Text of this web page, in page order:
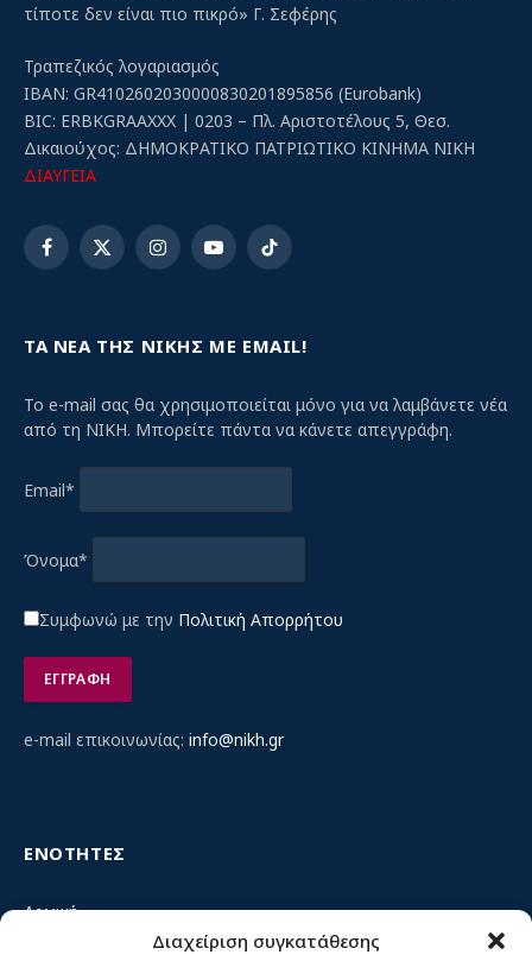
Διαχείριση συγκατάθεσης
τίποτε δεν είναι πιο πικρό» Γ. Σεφέρης
Τραπεζικός λογαριασμός
IBAN: GR4102602030000830201895856 (Eurobank)
BIC: ERBKGRAAXXX | 0203 – Πλ. Αριστοτέλους 5, Θεσ.
Δικαιούχος: ΔΗΜΟΚΡΑΤΙΚΟ ΠΑΤΡΙΩΤΙΚΟ ΚΙΝΗΜΑ ΝΙΚΗ
ΔΙΑΥΓΕΙΑ
Facebook
X
InstagramYouTubeTikTok
ΤΑ ΝΕΑ ΤΗΣ ΝΙΚΗΣ ΜΕ EMAIL!
Το e-mail σας θα χρησιμοποιείται μόνο για να λαμβάνετε νέα
από τη ΝΙΚΗ. Μπορείτε πάντα να κάνετε απεγγράφη.
Email*
Όνομα*
Συμφωνώ με την Πολιτική Απορρήτου
e-mail επικοινωνίας: info@nikh.gr
ΕΝΟΤΗΤΕΣ
Αρχική
Κίνημα ΝΙΚΗ – Ποιοι είμαστε, αρχές & δράση